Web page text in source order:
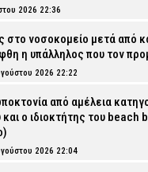
2026 22:36
στο νοσοκομείο μετά από
η υπάλληλος που τον
2026 22:22
από αμέλεια
ο ιδιοκτήτης του beach
2026 22:04